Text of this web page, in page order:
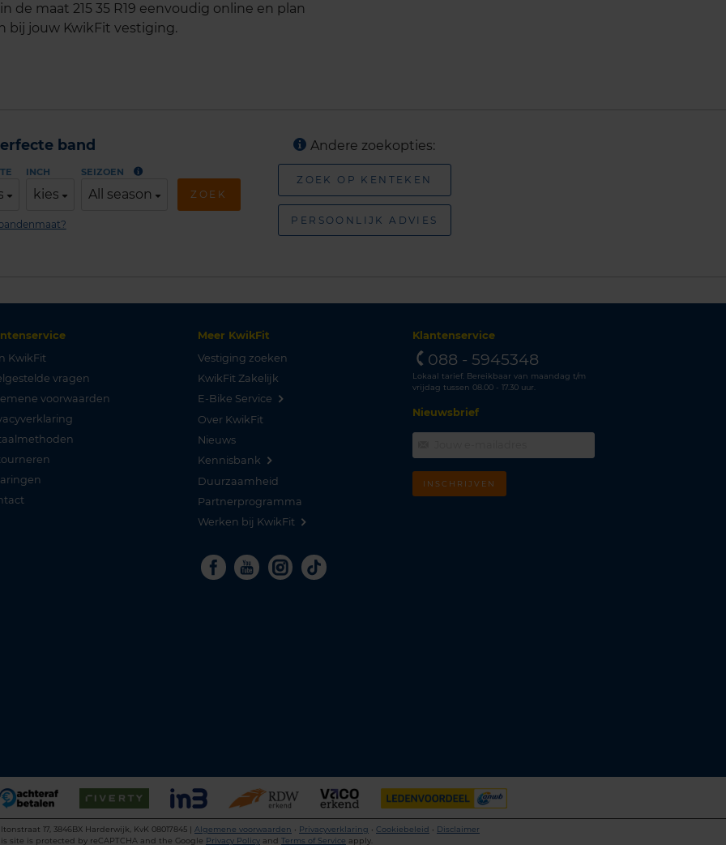
de maat 215 35 R19 eenvoudig online en plan
bij jouw KwikFit vestiging.
band
INCH
kies
SEIZOEN
All season ZOEK
Andere zoekopties:
ZOEK OP KENTEKEN
PERSOONLIJK ADVIES
KwikFit
vragen
voorwaarden
Meer KwikFit
Vestiging zoeken
KwikFit Zakelijk
E-Bike Service
Over KwikFit
Nieuws
Kennisbank
Duurzaamheid
Partnerprogramma
Werken bij KwikFit
Facebook
YoutubeInstagram
Tiktok
Klantenservice
088 - 5945348
Lokaal tarief. Bereikbaar van maandag t/m
vrijdag tussen 08.00 - 17.30 uur.
Nieuwsbrief
INSCHRIJVEN
17, 3846BX Harderwijk, KvK 08017845 | Algemene voorwaarden • Privacyverklaring • Cookiebeleid • Disclaimer
site is protected by reCAPTCHA and the Google Privacy Policy and Terms of Service apply.